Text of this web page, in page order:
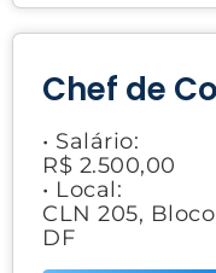
Chef de
• Salário:
R$ 2.500,00
• Local:
CLN 205,
DF